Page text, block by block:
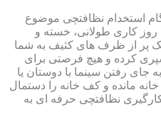
استخدام نظافتچی موضوع
روز کاری طولانی، خسته و
پر از ظرف های کثیف به شما
کرده و هیچ فرصتی برای
جای رفتن سینما با دوستان یا
خانه مانده و کف خانه را دستمال
نظافتچی حرفه ای به